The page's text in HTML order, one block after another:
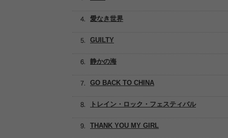
愛なき世界
GUILTY
トレイン・ロック・フェスティバル
GO BACK TO CHINA
静かの海
THANK YOU MY GIRL